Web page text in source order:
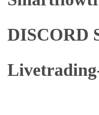
DISCORD